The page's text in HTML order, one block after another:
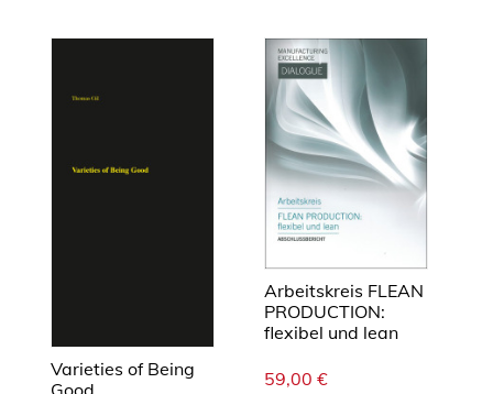
Varieties of Being
Arbeitskreis FLEAN
PRODUCTION:
flexibel und lean
59,00 €